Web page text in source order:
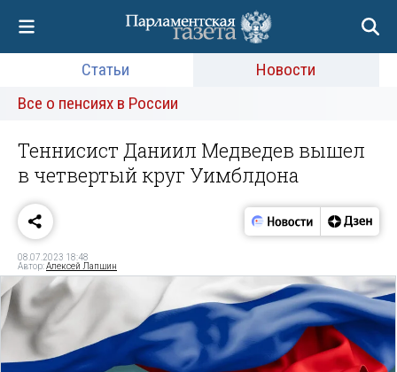
Статьи
Новости
Все о пенсиях в России
Теннисист Даниил Медведев вышел
в четвертый круг Уимблдона
08.07.2023 18:48
Автор:Алексей Лапшин